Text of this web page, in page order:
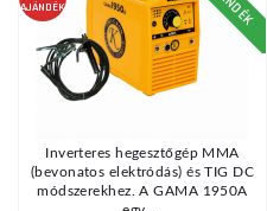
AJÁNDÉK
Inverteres hegesztőgép MMA
(bevonatos elektródás) és TIG DC
módszerekhez. A GAMA 1950A